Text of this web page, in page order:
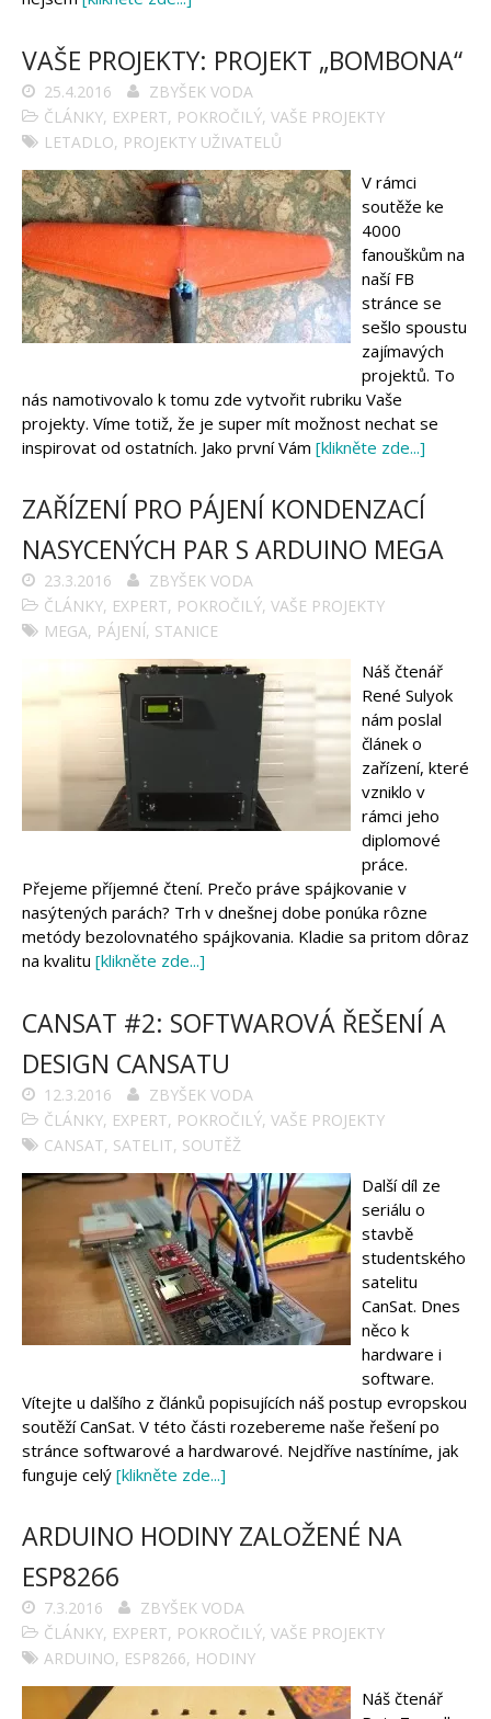
VAŠE PROJEKTY: PROJEKT „BOMBONA“
25.4.2016
ZBYŠEK VODA
ČLÁNKY, EXPERT, POKROČILÝ, VAŠE PROJEKTY
LETADLO, PROJEKTY UŽIVATELŮ
V rámci
soutěže ke
4000
fanouškům na
naší FB
stránce se
sešlo spoustu
zajímavých
projektů. To
nás namotivovalo k tomu zde vytvořit rubriku Vaše
projekty. Víme totiž, že je super mít možnost nechat se
inspirovat od ostatních. Jako první Vám [klikněte zde...]
ZAŘÍZENÍ PRO PÁJENÍ KONDENZACÍ
NASYCENÝCH PAR S ARDUINO MEGA
23.3.2016
ZBYŠEK VODA
ČLÁNKY, EXPERT, POKROČILÝ, VAŠE PROJEKTY
MEGA, PÁJENÍ, STANICE
Náš čtenář
René Sulyok
nám poslal
článek o
zařízení, které
vzniklo v
rámci jeho
diplomové
práce.
Přejeme příjemné čtení. Prečo práve spájkovanie v
nasýtených parách? Trh v dnešnej dobe ponúka rôzne
metódy bezolovnatého spájkovania. Kladie sa pritom dôraz
na kvalitu [klikněte zde...]
CANSAT #2: SOFTWAROVÁ ŘEŠENÍ A
DESIGN CANSATU
12.3.2016
ZBYŠEK VODA
ČLÁNKY, EXPERT, POKROČILÝ, VAŠE PROJEKTY
CANSAT, SATELIT, SOUTĚŽ
Další díl ze
seriálu o
stavbě
studentského
satelitu
CanSat. Dnes
něco k
hardware i
software.
Vítejte u dalšího z článků popisujících náš postup evropskou
soutěží CanSat. V této části rozebereme naše řešení po
stránce softwarové a hardwarové. Nejdříve nastíníme, jak
funguje celý [klikněte zde...]
ARDUINO HODINY ZALOŽENÉ NA
ESP8266
7.3.2016
ZBYŠEK VODA
ČLÁNKY, EXPERT, POKROČILÝ, VAŠE PROJEKTY
ARDUINO, ESP8266, HODINY
Náš čtenář